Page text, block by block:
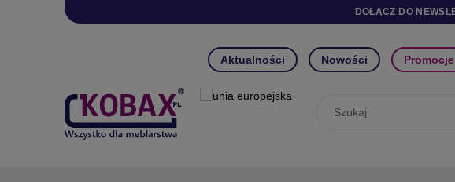
DOŁĄCZ DO
Aktualności Nowości Promocje